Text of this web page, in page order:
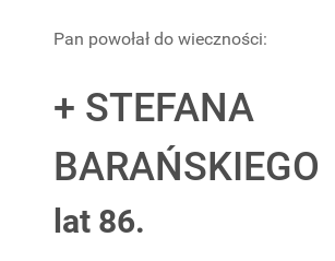
Pan powołał do wieczności:
+ STEFANA
BARAŃSKIEGO
lat 86.